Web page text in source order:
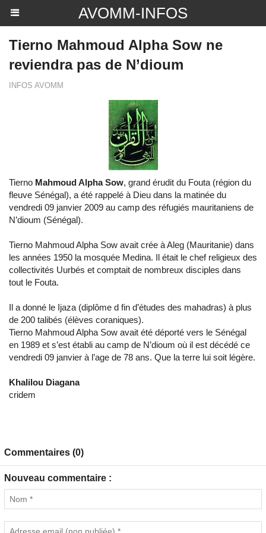
AVOMM-INFOS
Tierno Mahmoud Alpha Sow ne
reviendra pas de N’dioum
INFOS AVOMM
Tierno Mahmoud Alpha Sow, grand érudit du Fouta (région du
fleuve Sénégal), a été rappelé à Dieu dans la matinée du
vendredi 09 janvier 2009 au camp des réfugiés mauritaniens de
N’dioum (Sénégal).
Tierno Mahmoud Alpha Sow avait crée à Aleg (Mauritanie) dans
les années 1950 la mosquée Medina. Il était le chef religieux des
collectivités Uurbés et comptait de nombreux disciples dans
tout le Fouta.
Il a donné le Ijaza (diplôme d fin d’études des mahadras) à plus
de 200 talibés (élèves coraniques).
Tierno Mahmoud Alpha Sow avait été déporté vers le Sénégal
en 1989 et s’est établi au camp de N’dioum où il est décédé ce
vendredi 09 janvier à l’age de 78 ans. Que la terre lui soit légère.
Khalilou Diagana
cridem
Commentaires (0)
Nouveau commentaire :